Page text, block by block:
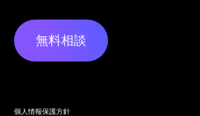
無料相談
個人情報保護方針